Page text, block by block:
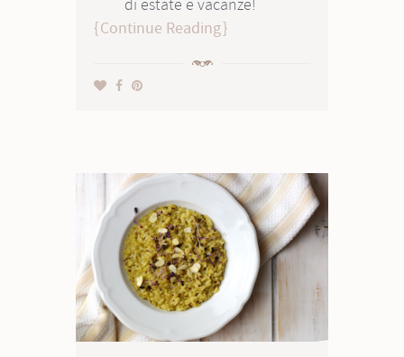
di estate e vacanze!
Continue Reading